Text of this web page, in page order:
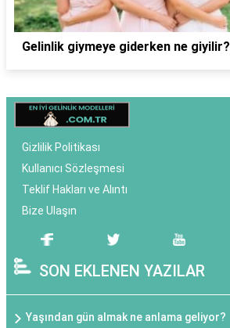
Gelinlik giymeye giderken ne giyilir?
Gizlilik Politikası
Kullanıcı Sözleşmesi
Teklif Hakları ve Alıntı
Bize Ulaşın
SON EKLENEN YAZILAR
Yaşından gün almak ne anlama geliyor?